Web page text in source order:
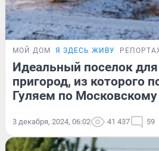
МОЙ ДОМ Я ЗДЕСЬ ЖИВУ
Идеальный поселок
пригород, из которого
Гуляем по Московскому
3 декабря, 2024, 06:02 41 437 59